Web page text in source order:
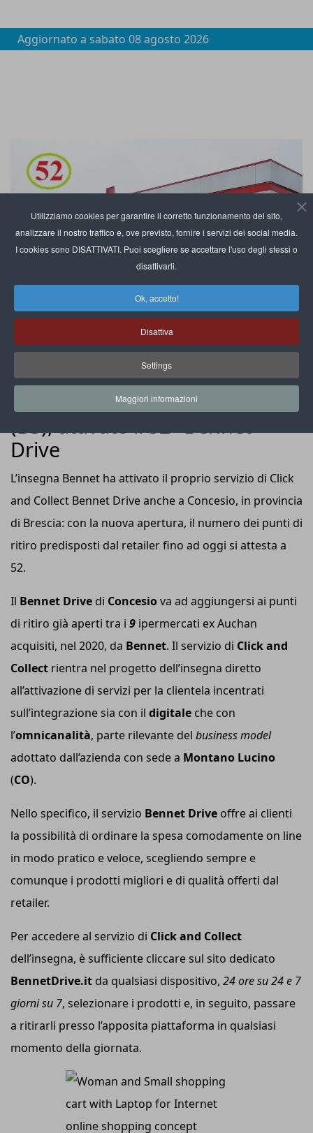
Utilizziamo cookies per garantire il corretto funzionamento del sito,
analizzare il nostro traffico e, ove previsto, fornire i servizi dei social media.
I cookies sono DISATTIVATI. Puoi scegliere se accettare l'uso degli stessi o
disattivarli.
Ok, accetto!
Disattiva
Settings
Maggiori informazioni
Aggiornato a sabato 08 agosto 2026
NEWS
Click and Collect: a Concesio
Drive
L’insegna Bennet ha attivato il proprio servizio di Click
and Collect Bennet Drive anche a Concesio, in provincia
di Brescia: con la nuova apertura, il numero dei punti di
ritiro predisposti dal retailer fino ad oggi si attesta a
52.
Il Bennet Drive di Concesiova ad aggiungersi ai punti
di ritiro già aperti tra i 9 ipermercati ex Auchan
acquisiti, nel 2020, da Bennet. Il servizio di Click and
Collect rientra nel progetto dell’insegna diretto
all’attivazione di servizi per la clientela incentrati
sull’integrazione sia con il digitale che con
l’omnicanalità, parte rilevante del business model
adottato dall’azienda con sede a Montano Lucino
(CO).
Nello specifico, il servizio Bennet Drive offre ai clienti
la possibilità di ordinare la spesa comodamente on line
in modo pratico e veloce, scegliendo sempre e
comunque i prodotti migliori e di qualità offerti dal
retailer.
Per accedere al servizio di Click and Collect
dell’insegna, è sufficiente cliccare sul sito dedicato
BennetDrive.it da qualsiasi dispositivo, 24 ore su 24 e 7
giorni su 7, selezionare i prodotti e, in seguito, passare
a ritirarli presso l’apposita piattaforma in qualsiasi
momento della giornata.